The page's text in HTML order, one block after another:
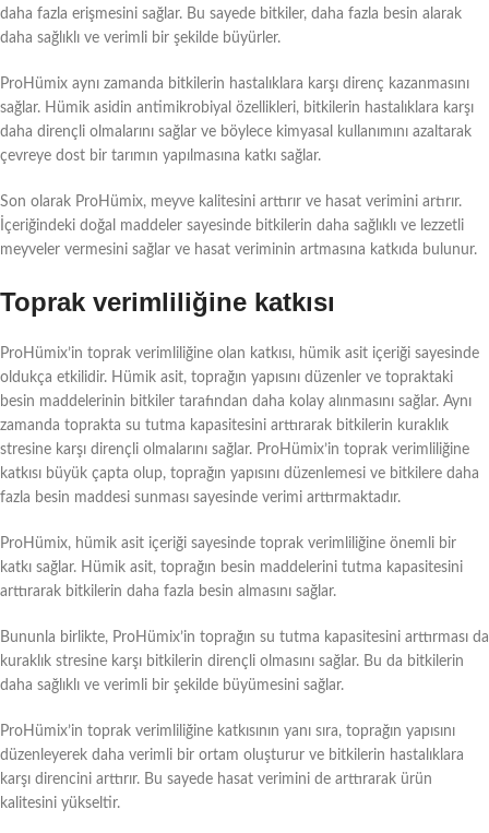
daha fazla erişmesini sağlar. Bu sayede bitkiler, daha fazla besin alarak
daha sağlıklı ve verimli bir şekilde büyürler.
ProHümix aynı zamanda bitkilerin hastalıklara karşı direnç kazanmasını
sağlar. Hümik asidin antimikrobiyal özellikleri, bitkilerin hastalıklara karşı
daha dirençli olmalarını sağlar ve böylece kimyasal kullanımını azaltarak
çevreye dost bir tarımın yapılmasına katkı sağlar.
Son olarak ProHümix, meyve kalitesini arttırır ve hasat verimini artırır.
İçeriğindeki doğal maddeler sayesinde bitkilerin daha sağlıklı ve lezzetli
meyveler vermesini sağlar ve hasat veriminin artmasına katkıda bulunur.
Toprak verimliliğine katkısı
ProHümix’in toprak verimliliğine olan katkısı, hümik asit içeriği sayesinde
oldukça etkilidir. Hümik asit, toprağın yapısını düzenler ve topraktaki
besin maddelerinin bitkiler tarafından daha kolay alınmasını sağlar. Aynı
zamanda toprakta su tutma kapasitesini arttırarak bitkilerin kuraklık
stresine karşı dirençli olmalarını sağlar. ProHümix’in toprak verimliliğine
katkısı büyük çapta olup, toprağın yapısını düzenlemesi ve bitkilere daha
fazla besin maddesi sunması sayesinde verimi arttırmaktadır.
ProHümix, hümik asit içeriği sayesinde toprak verimliliğine önemli bir
katkı sağlar. Hümik asit, toprağın besin maddelerini tutma kapasitesini
arttırarak bitkilerin daha fazla besin almasını sağlar.
Bununla birlikte, ProHümix’in toprağın su tutma kapasitesini arttırması da
kuraklık stresine karşı bitkilerin dirençli olmasını sağlar. Bu da bitkilerin
daha sağlıklı ve verimli bir şekilde büyümesini sağlar.
ProHümix’in toprak verimliliğine katkısının yanı sıra, toprağın yapısını
düzenleyerek daha verimli bir ortam oluşturur ve bitkilerin hastalıklara
karşı direncini arttırır. Bu sayede hasat verimini de arttırarak ürün
kalitesini yükseltir.